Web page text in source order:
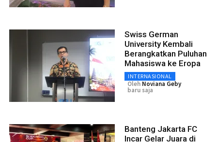
Swiss German
University Kembali
Berangkatkan Puluhan
Mahasiswa ke Eropa
INTERNASIONAL
Oleh Noviana Geby
baru saja
Banteng Jakarta FC
Incar Gelar Juara di